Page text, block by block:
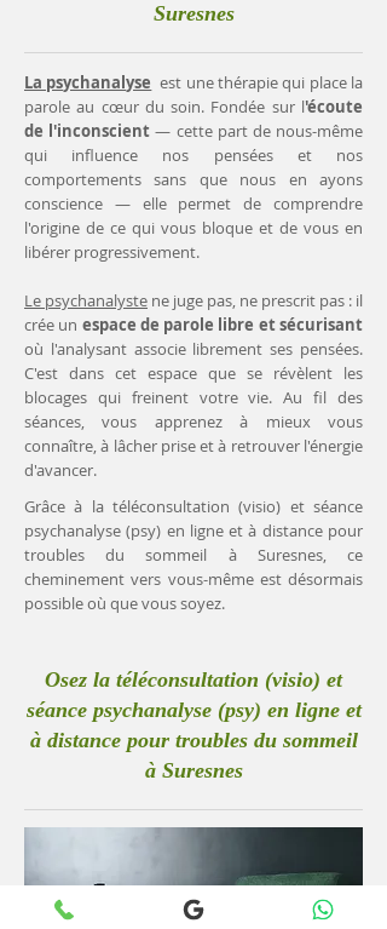
Suresnes
La psychanalyse est une thérapie qui place la
parole au cœur du soin. Fondée sur l'écoute
de l'inconscient— cette part de nous-même
qui influence nos pensées et nos
comportements sans que nous en ayons
conscience — elle permet de comprendre
l'origine de ce qui vous bloque et de vous en
libérer progressivement.
Le psychanalyste ne juge pas, ne prescrit pas : il
crée un espace de parole libre et sécurisant
où l'analysant associe librement ses pensées.
C'est dans cet espace que se révèlent les
blocages qui freinent votre vie. Au fil des
séances, vous apprenez à mieux vous
connaître, à lâcher prise et à retrouver l'énergie
d'avancer.
Grâce à la téléconsultation (visio) et séance
psychanalyse (psy) en ligne et à distance pour
troubles du sommeil à Suresnes, ce
cheminement vers vous-même est désormais
possible où que vous soyez.
Osez la téléconsultation (visio) et
séance psychanalyse (psy) en ligne et
à distance pour troubles du sommeil
à Suresnes